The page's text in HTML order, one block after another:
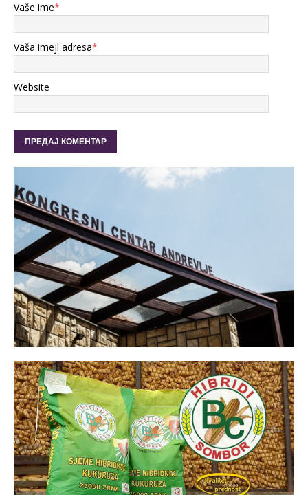
Vaše ime*
Vaša imejl adresa*
Website